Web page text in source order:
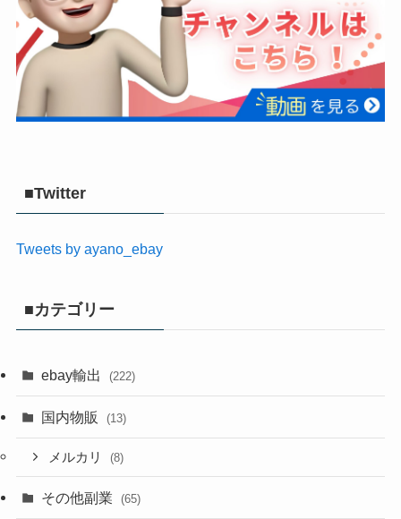
■Twitter
Tweets by ayano_ebay
■カテゴリー
ebay輸出 (222)
国内物販 (13)
メルカリ (8)
その他副業 (65)